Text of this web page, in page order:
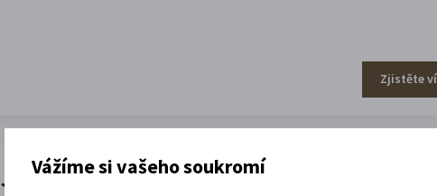
Zjistěte
Váchala
Vážíme si vašeho soukromí